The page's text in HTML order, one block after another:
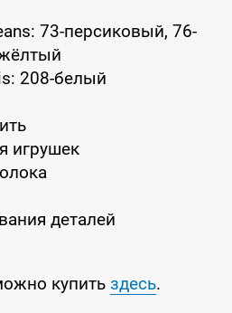
73-персиковый, 76-
208-белый
игрушек
деталей
купить здесь.